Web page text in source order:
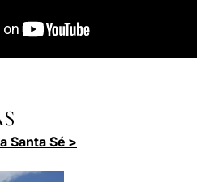
Santa Sé >